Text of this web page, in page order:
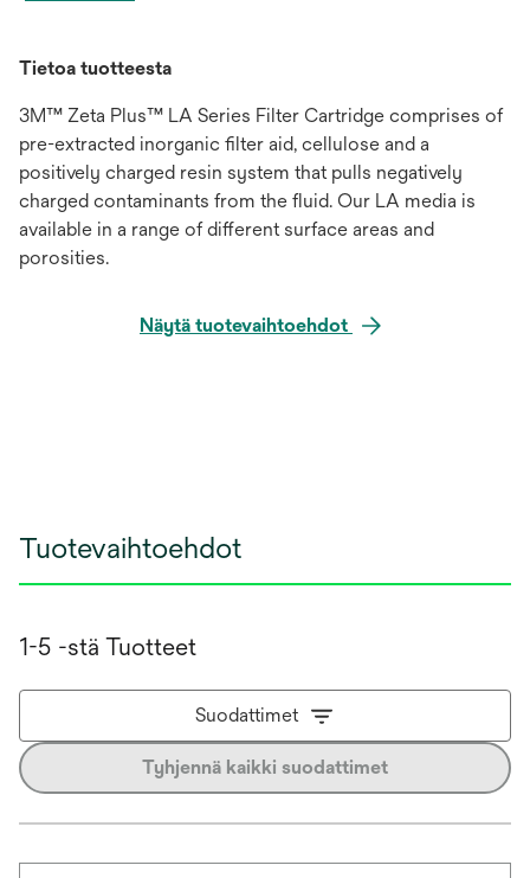
Tietoa tuotteesta
3M™ Zeta Plus™ LA Series Filter Cartridge comprises of
pre-extracted inorganic filter aid, cellulose and a
positively charged resin system that pulls negatively
charged contaminants from the fluid. Our LA media is
available in a range of different surface areas and
porosities.
Näytä tuotevaihtoehdot
Tuotevaihtoehdot
1-5 -stä Tuotteet
Suodattimet
Tyhjennä kaikki suodattimet